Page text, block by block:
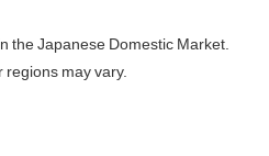
the Japanese Domestic Market.
regions may vary.